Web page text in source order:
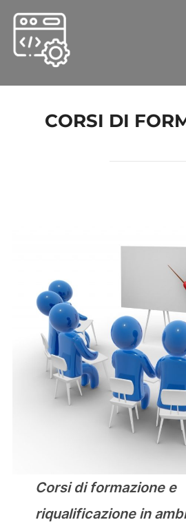
Salta
contenuto
CORSI DI
Corsi di formazione e
riqualificazione in